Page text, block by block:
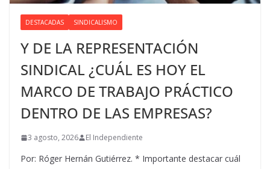
DESTACADAS SINDICALISMO
Y DE LA REPRESENTACIÓN
SINDICAL ¿CUÁL ES HOY EL
MARCO DE TRABAJO PRÁCTICO
DENTRO DE LAS EMPRESAS?
3 agosto, 2026 El Independiente
Por: Róger Hernán Gutiérrez. * Importante destacar cuál